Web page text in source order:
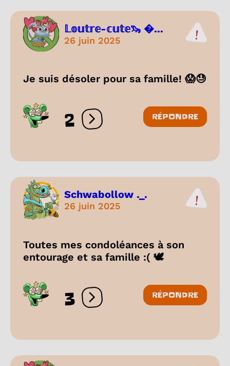
𝕃𝕠𝕦𝕥𝕣𝕖-𝕔𝕦𝕥𝕖🦦 ...
26 juin 2025
Je suis désoler pour sa famille! 😱😓
2 Ouvrir les réactions
RÉPONDRE
Schwabollow ._.
26 juin 2025
Toutes mes condoléances à son
entourage et sa famille :( 🕊️
3 Ouvrir les réactions
RÉPONDRE